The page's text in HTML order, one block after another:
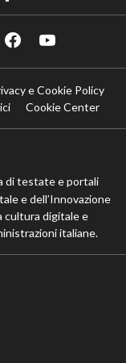
e Cookie Policy
Cookie Center
di testate e portali
e dell’Innovazione
cultura digitale e
italiane.